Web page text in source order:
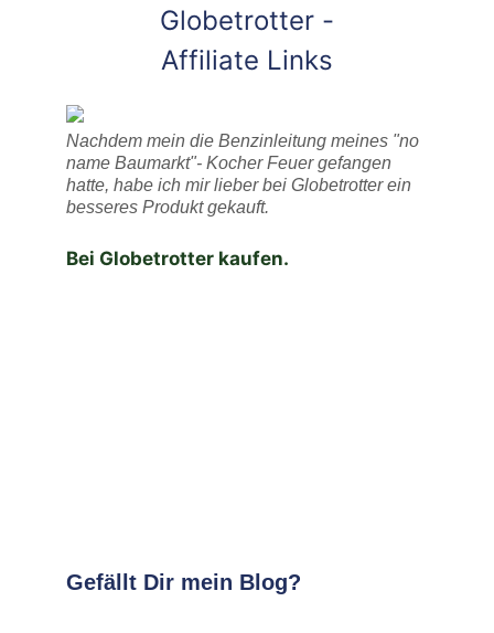
Globetrotter -
Affiliate Links
Nachdem mein die Benzinleitung meines "no
name Baumarkt"- Kocher Feuer gefangen
hatte, habe ich mir lieber bei Globetrotter ein
besseres Produkt gekauft.
Bei Globetrotter kaufen.
Gefällt Dir mein Blog?